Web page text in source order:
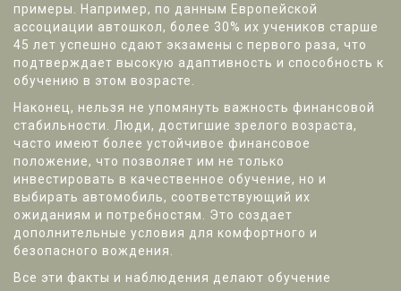
примеры. Например, по данным Европейской
ассоциации автошкол, более 30% их учеников старше
45 лет успешно сдают экзамены с первого раза, что
подтверждает высокую адаптивность и способность к
обучению в этом возрасте.
Наконец, нельзя не упомянуть важность финансовой
стабильности. Люди, достигшие зрелого возраста,
часто имеют более устойчивое финансовое
положение, что позволяет им не только
инвестировать в качественное обучение, но и
выбирать автомобиль, соответствующий их
ожиданиям и потребностям. Это создает
дополнительные условия для комфортного и
безопасного вождения.
Все эти факты и наблюдения делают обучение